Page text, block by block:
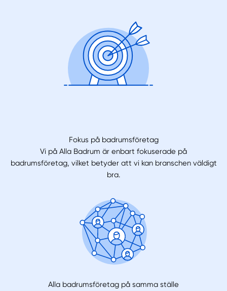
Fokus på badrumsföretag
Vi på Alla Badrum är enbart fokuserade på
badrumsföretag, vilket betyder att vi kan branschen väldigt
bra.
Alla badrumsföretag på samma ställe